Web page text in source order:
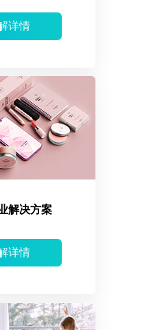
详情
解决方案
详情